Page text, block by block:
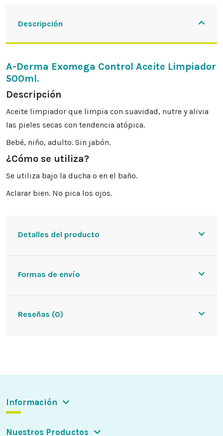
Descripción
A-Derma Exomega Control Aceite Limpiador
500ml.
Descripción
Aceite limpiador que limpia con suavidad, nutre y alivia
las pieles secas con tendencia atópica.
Bebé, niño, adulto. Sin jabón.
¿Cómo se utiliza?
Se utiliza bajo la ducha o en el baño.
Aclarar bien. No pica los ojos.
Detalles del producto
Formas de envío
Reseñas (0)
Información
Nuestros Productos